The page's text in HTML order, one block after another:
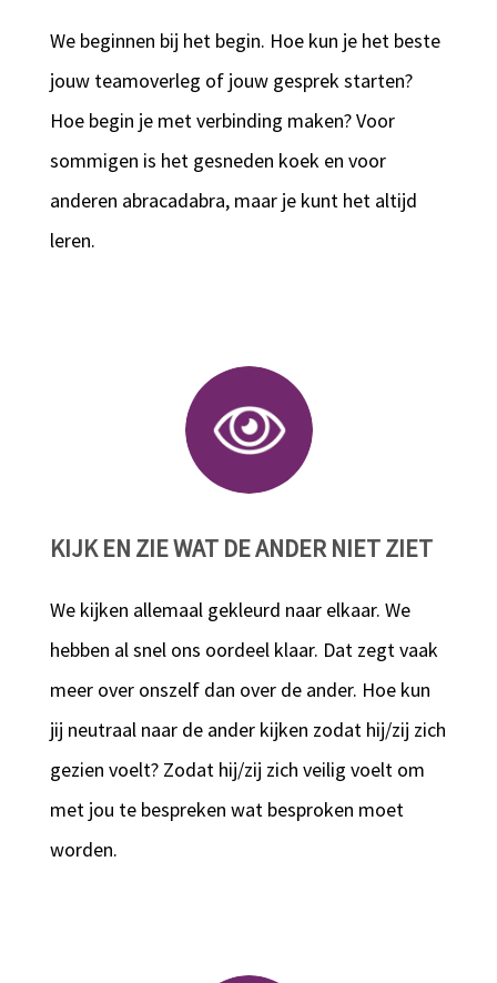
We beginnen bij het begin. Hoe kun je het beste
jouw teamoverleg of jouw gesprek starten?
Hoe begin je met verbinding maken? Voor
sommigen is het gesneden koek en voor
anderen abracadabra, maar je kunt het altijd
leren.
KIJK EN ZIE WAT DE ANDER NIET ZIET
We kijken allemaal gekleurd naar elkaar. We
hebben al snel ons oordeel klaar. Dat zegt vaak
meer over onszelf dan over de ander. Hoe kun
jij neutraal naar de ander kijken zodat hij/zij zich
gezien voelt? Zodat hij/zij zich veilig voelt om
met jou te bespreken wat besproken moet
worden.